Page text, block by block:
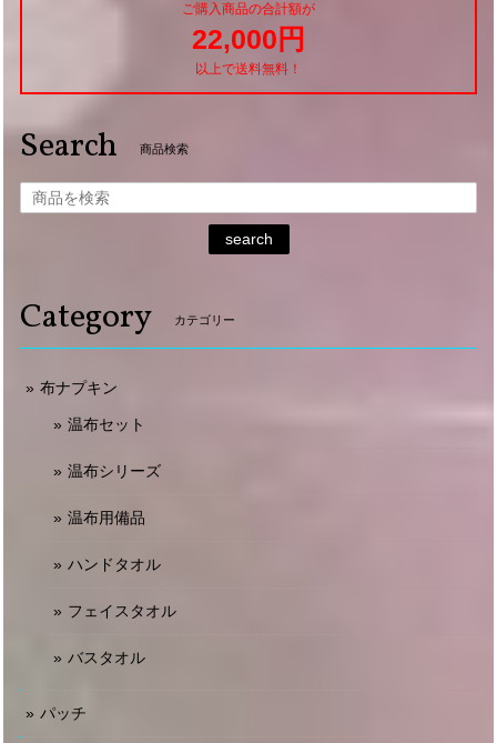
ご購入商品の合計額が
22,000円
以上で送料無料！
Search 商品検索
search
Category カテゴリー
布ナプキン
温布セット
温布シリーズ
温布用備品
ハンドタオル
フェイスタオル
バスタオル
パッチ